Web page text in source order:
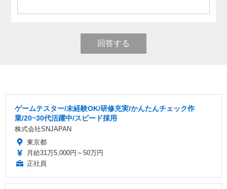
回答する
ゲームテスター/未経験OK/研修充実/かんたんチェック作
業/20~30代活躍中/スピード採用
株式会社SNJAPAN
東京都
月給31万5,000円～50万円
正社員